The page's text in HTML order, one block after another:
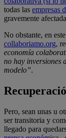
todas las empresas
gravemente
No obstante, en
collaboriamo.org,
economía
no hay inversiones
modelo”.
Pero, sean unas u
ser transitoria y
llegado para